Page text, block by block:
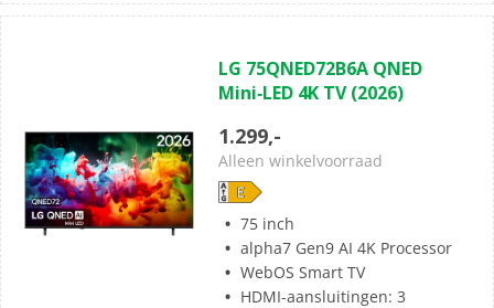
van
de
sterren.
LG 75QNED72B6A QNED
Mini‑LED 4K TV (2026)
1.299,-
Alleen winkelvoorraad
75 inch
alpha7 Gen9 AI 4K Processor
WebOS Smart TV
HDMI-aansluitingen: 3